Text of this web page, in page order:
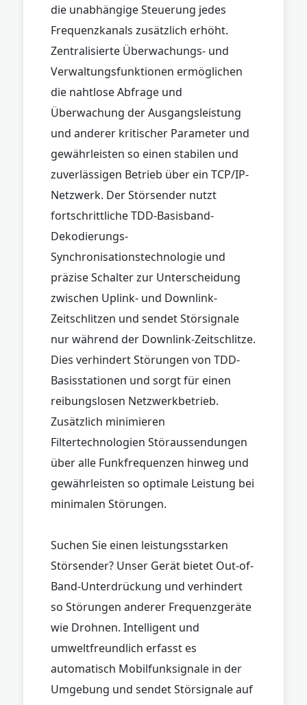
die unabhängige Steuerung jedes
Frequenzkanals zusätzlich erhöht.
Zentralisierte Überwachungs- und
Verwaltungsfunktionen ermöglichen
die nahtlose Abfrage und
Überwachung der Ausgangsleistung
und anderer kritischer Parameter und
gewährleisten so einen stabilen und
zuverlässigen Betrieb über ein TCP/IP-
Netzwerk. Der Störsender nutzt
fortschrittliche TDD-Basisband-
Dekodierungs-
Synchronisationstechnologie und
präzise Schalter zur Unterscheidung
zwischen Uplink- und Downlink-
Zeitschlitzen und sendet Störsignale
nur während der Downlink-Zeitschlitze.
Dies verhindert Störungen von TDD-
Basisstationen und sorgt für einen
reibungslosen Netzwerkbetrieb.
Zusätzlich minimieren
Filtertechnologien Störaussendungen
über alle Funkfrequenzen hinweg und
gewährleisten so optimale Leistung bei
minimalen Störungen.
Suchen Sie einen leistungsstarken
Störsender? Unser Gerät bietet Out-of-
Band-Unterdrückung und verhindert
so Störungen anderer Frequenzgeräte
wie Drohnen. Intelligent und
umweltfreundlich erfasst es
automatisch Mobilfunksignale in der
Umgebung und sendet Störsignale auf